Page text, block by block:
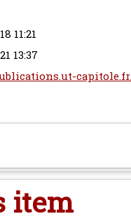
11:21
13:37
item